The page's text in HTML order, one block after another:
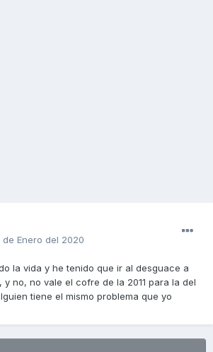
de Enero del 2020
la vida y he tenido que ir al desguace a
y no, no vale el cofre de la 2011 para la del
tiene el mismo problema que yo